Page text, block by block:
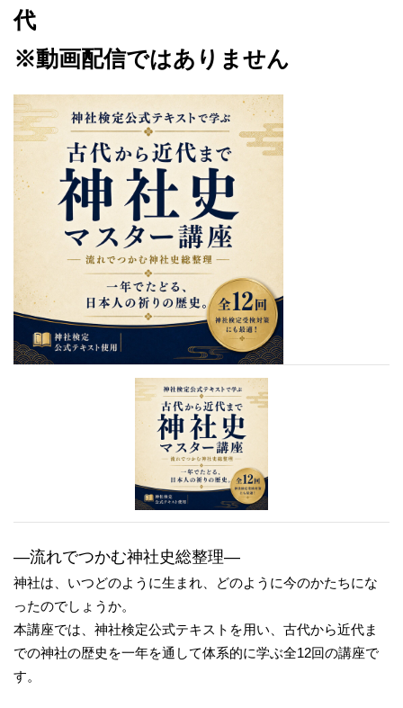
代
※動画配信ではありません
―流れでつかむ神社史総整理―
神社は、いつどのように生まれ、どのように今のかたちにな
ったのでしょうか。
本講座では、神社検定公式テキストを用い、古代から近代ま
での神社の歴史を一年を通して体系的に学ぶ全12回の講座で
す。